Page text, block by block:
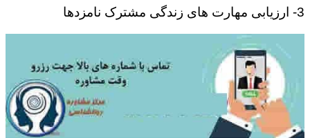
3- ارزیابی مهارت های زندگی مشترک نامزدها